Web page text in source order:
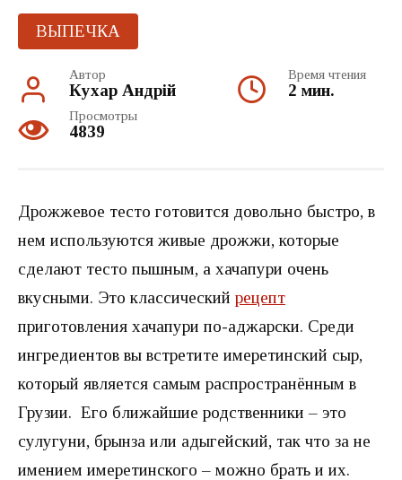
ВЫПЕЧКА
Автор
Кухар Андрій
Время чтения
2 мин.
Просмотры
4839
Дрожжевое тесто готовится довольно быстро, в
нем используются живые дрожжи, которые
сделают тесто пышным, а хачапури очень
вкусными. Это классический рецепт
приготовления хачапури по-аджарски. Среди
ингредиентов вы встретите имеретинский сыр,
который является самым распространённым в
Грузии. Его ближайшие родственники – это
сулугуни, брынза или адыгейский, так что за не
имением имеретинского – можно брать и их.